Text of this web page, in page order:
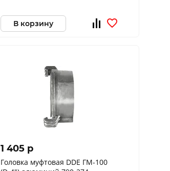
В корзину
1 405 p
Головка муфтовая DDE ГМ-100